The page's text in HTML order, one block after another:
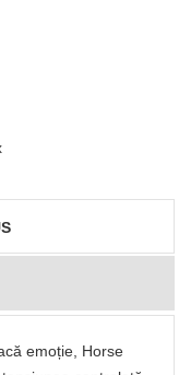
emoție, Horse